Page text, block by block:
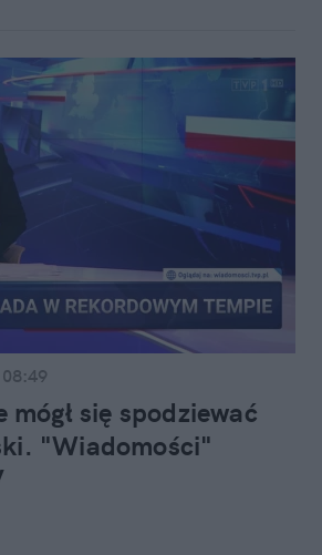
się spodziewać
"Wiadomości"